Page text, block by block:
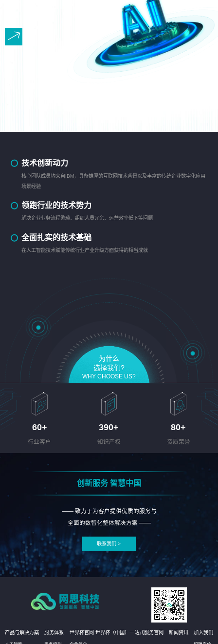
技术创新动力
核心团队成员均来自IBM，具备雄厚的互联网技术背景以及丰富的传统企业数字化应用
场景经验
领跑行业的技术势力
解决企业业务流程繁琐、组织人员冗余、运营效率低下等问题
全面扎实的技术基础
在人工智能技术赋能传统行业产业升级方面获得的相当成就
为什么
选择我们?
WHY CHOOSE US?
60+
行业客户
390+
知识产权
80+
资质荣誉
创新服务 智慧中国
—— 致力于为客户提供优质的服务与
全面的数智化整体解决方案 ——
联系我们 >
产品与解决方案 服务体系 世界杯官网-世界杯（中国）一站式服务官网 新闻资讯 加入我们